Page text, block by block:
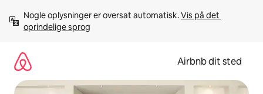
videre
Nogle oplysninger er oversat automatisk. Vis på det
oprindelige sprog
Airbnb dit sted